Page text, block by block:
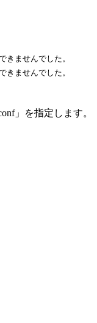
せんでした。
せんでした。
」を指定します。